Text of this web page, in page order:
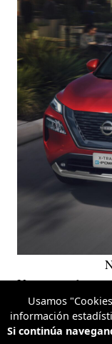
Uno que se hace
carreteras y
verdaderos
Usamos
información
Si continúa